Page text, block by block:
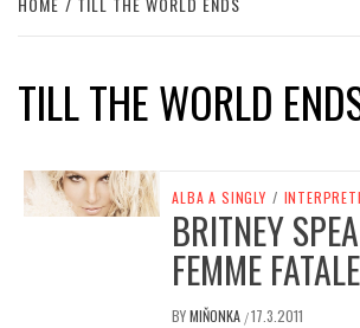
TILL THE WORLD
ALBA A SINGLY / INTERPRETI
BRITNEY
FEMME FATALE
BYMIŇONKA /17.3.2011